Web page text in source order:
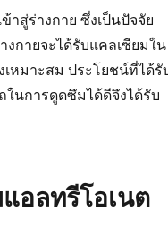
าสู่ร่างกาย ซึ่งเป็นปัจจัย
กายจะได้รับแคลเซียมใน
หมาะสม ประโยชน์ที่ได้รั
นการดูดซึมได้ดีจึงได้รับ
อลทรีโอเนต